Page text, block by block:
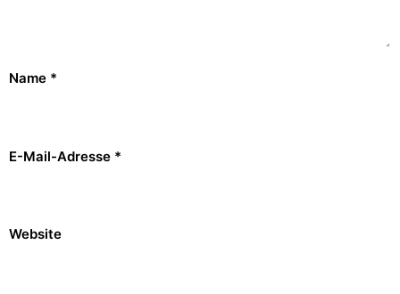
Name *
E-Mail-Adresse *
Website